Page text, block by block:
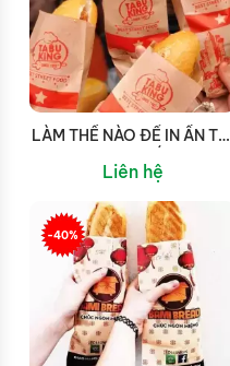
LÀM THẾ NÀO ĐỂ IN ẤN TÚI
VÀ TĂNG LƯU LƯỢNG
KHÁCH HÀNG?
Liên hệ
-40%